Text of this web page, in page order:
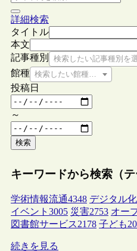
詳細検索
タイトル
本文
記事種別
検索したい記事種別を
館種 検索したい館種を選択してく
投稿日
～
検索
キーワードから検索（テ
学術情報流通4348 デジタル化
イベント 3005 災害2753 オー
図書館サービス2178 子ども
続きを見る